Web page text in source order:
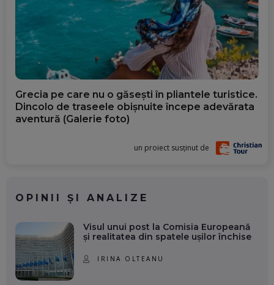
Grecia pe care nu o găsești în pliantele turistice.
Dincolo de traseele obișnuite începe adevărata
aventură (Galerie foto)
un proiect susținut de
OPINII ȘI ANALIZE
Visul unui post la Comisia Europeană
și realitatea din spatele ușilor închise
IRINA OLTEANU